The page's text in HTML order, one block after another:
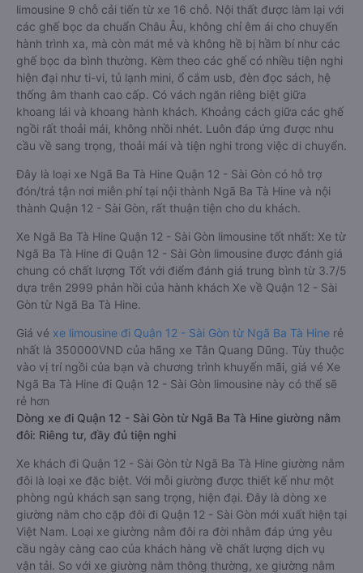
limousine 9 chỗ cải tiến từ xe 16 chỗ. Nội thất được làm lại với
các ghế bọc da chuẩn Châu Âu, không chỉ êm ái cho chuyến
hành trình xa, mà còn mát mẻ và không hề bị hầm bí như các
ghế bọc da bình thường. Kèm theo các ghế có nhiều tiện nghi
hiện đại như ti-vi, tủ lạnh mini, ổ cắm usb, đèn đọc sách, hệ
thống âm thanh cao cấp. Có vách ngăn riêng biệt giữa
khoang lái và khoang hành khách. Khoảng cách giữa các ghế
ngồi rất thoải mái, không nhồi nhét. Luôn đáp ứng được nhu
cầu về sang trọng, thoải mái và tiện nghi trong việc di chuyển.
Đây là loại xe Ngã Ba Tà Hine Quận 12 - Sài Gòn có hỗ trợ
đón/trả tận nơi miễn phí tại nội thành Ngã Ba Tà Hine và nội
thành Quận 12 - Sài Gòn, rất thuận tiện cho du khách.
Xe Ngã Ba Tà Hine Quận 12 - Sài Gòn limousine tốt nhất: Xe từ
Ngã Ba Tà Hine đi Quận 12 - Sài Gòn limousine được đánh giá
chung có chất lượng Tốt với điểm đánh giá trung bình từ 3.7/5
dựa trên 2999 phản hồi của hành khách Xe về Quận 12 - Sài
Gòn từ Ngã Ba Tà Hine.
Giá vé xe limousine đi Quận 12 - Sài Gòn từ Ngã Ba Tà Hine rẻ
nhất là 350000VND của hãng xe Tân Quang Dũng. Tùy thuộc
vào vị trí ngồi của bạn và chương trình khuyến mãi, giá vé Xe
Ngã Ba Tà Hine đi Quận 12 - Sài Gòn limousine này có thể sẽ
rẻ hơn
Dòng xe đi Quận 12 - Sài Gòn từ Ngã Ba Tà Hine giường nằm
đôi: Riêng tư, đầy đủ tiện nghi
Xe khách đi Quận 12 - Sài Gòn từ Ngã Ba Tà Hine giường nằm
đôi là loại xe đặc biệt. Với mỗi giường được thiết kế như một
phòng ngủ khách sạn sang trọng, hiện đại. Đây là dòng xe
giường nằm cho cặp đôi đi Quận 12 - Sài Gòn mới xuất hiện tại
Việt Nam. Loại xe giường nằm đôi ra đời nhằm đáp ứng yêu
cầu ngày càng cao của khách hàng về chất lượng dịch vụ
vận tải. So với xe giường nằm thông thường, xe giường nằm